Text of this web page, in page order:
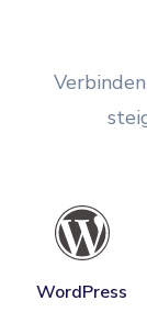
WordPress